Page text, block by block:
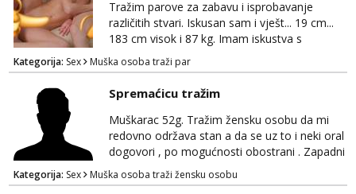
Tražim parove za zabavu i isprobavanje
različitih stvari. Iskusan sam i vješt... 19 cm...
183 cm visok i 87 kg. Imam iskustva s
parovima, potpuno sam zdrava i njegovana, a
privatnost je apsolutno najvažnija. Ozbiljni
parovi mogu me kontaktirati putem
WhatsAppa ili Vibera. Samo ozbiljni parovi
trebaju slati poruke ili zvati. Blokiram one koji
nisu ozbiljni.
Kategorija: Sex Muška osoba traži par
Spremaćicu tražim
Muškarac 52g. Tražim žensku osobu da mi
redovno održava stan a da se uz to i neki oral
dogovori , po mogućnosti obostrani . Zapadni
dio Zagreba .Javiti se prvo porukom na
WhatsApp 0958634499
Kategorija: Sex Muška osoba traži žensku osobu